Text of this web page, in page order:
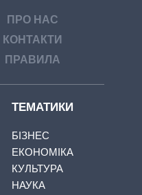
ПРО НАС
КОНТАКТИ
ПРАВИЛА
ТЕМАТИКИ
БІЗНЕС
ЕКОНОМІКА
КУЛЬТУРА
НАУКА